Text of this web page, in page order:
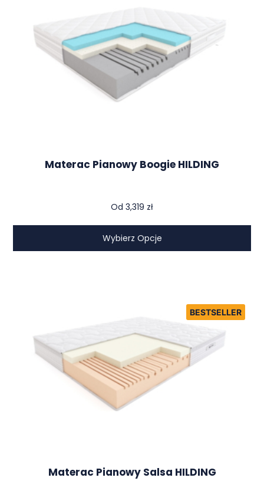
Materac Pianowy Boogie HILDING
Od 3,319 zł
Wybierz Opcje
Materac Pianowy Salsa HILDING